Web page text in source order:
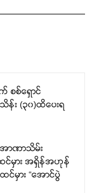
စစ်ရှောင်
န်း (၃၀)ထိပေးရ
အာဏာသိမ်း
မှား အရှိန်အဟုန်
ား “အောင်ပွဲ